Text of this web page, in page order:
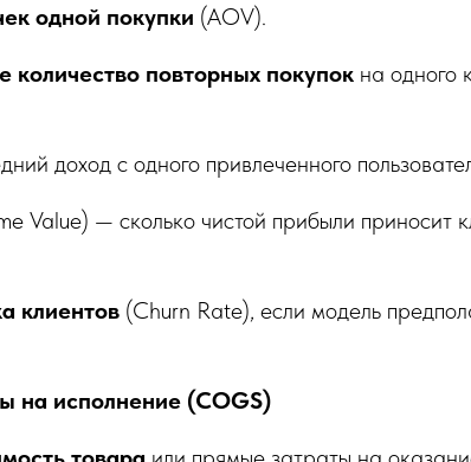
одной покупки (AOV).
повторных покупок на одного
доход с одного привлеченного
Value) — сколько чистой прибыли приносит
клиентов (Churn Rate), если модель
на исполнение (COGS)